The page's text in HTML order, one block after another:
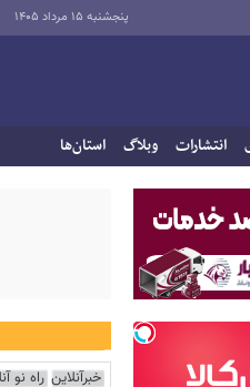
پنجشنبه ۱۵ مرداد ۱۴۰۵
انتشارات وبلاگ استان‌ها
خبرآنلاین راه نو